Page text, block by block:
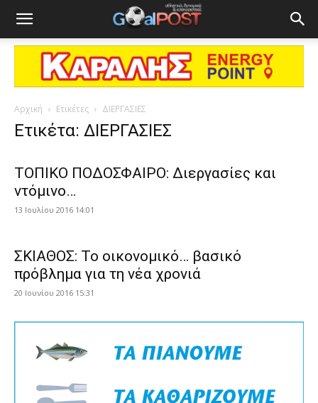
Αρχική Ετικέτες ΔΙΕΡΓΑΣΙΕΣ
Ετικέτα: ΔΙΕΡΓΑΣΙΕΣ
ΤΟΠΙΚΟ ΠΟΔΟΣΦΑΙΡΟ: Διεργασίες και
ντόμινο…
13 Ιουλίου 2016 14:01
ΣΚΙΑΘΟΣ: Το οικονομικό… βασικό
πρόβλημα για τη νέα χρονιά
20 Ιουνίου 2016 15:31